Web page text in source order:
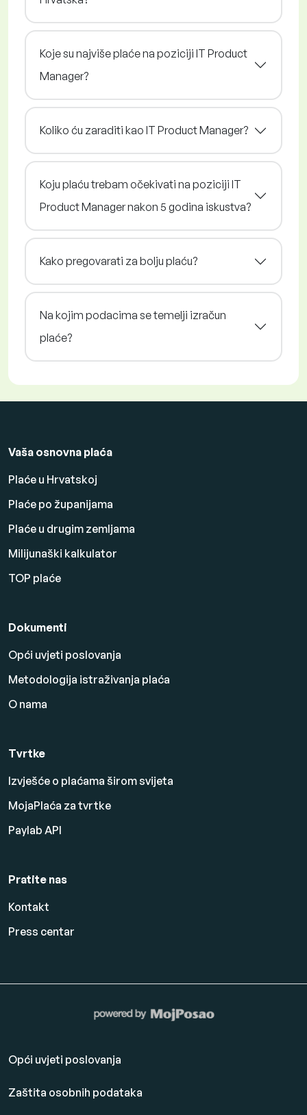
Koje su najviše plaće na poziciji IT Product
Manager?
Koliko ću zaraditi kao IT Product Manager?
Koju plaću trebam očekivati na poziciji IT
Product Manager nakon 5 godina iskustva?
Kako pregovarati za bolju plaću?
Na kojim podacima se temelji izračun
plaće?
Vaša osnovna plaća
Plaće u Hrvatskoj
Plaće po županijama
Plaće u drugim zemljama
Milijunaški kalkulator
TOP plaće
Dokumenti
Opći uvjeti poslovanja
Metodologija istraživanja plaća
O nama
Tvrtke
Izvješće o plaćama širom svijeta
MojaPlaća za tvrtke
Paylab API
Pratite nas
Kontakt
Press centar
Opći uvjeti poslovanja
Zaštita osobnih podataka